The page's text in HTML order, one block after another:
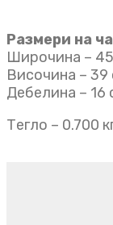
Размери на
Широчина –
Височина – 39
Дебелина – 16
Тегло – 0.700